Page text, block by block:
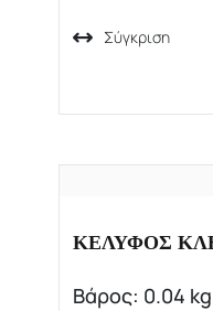
Σύγκριση
ΚΕΛΥΦΟΣ
Βάρος: 0.04 kg